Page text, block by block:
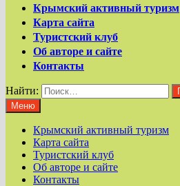
Крымский активный туризм
Карта сайта
Туристский клуб
Об авторе и сайте
Контакты
Найти:
Меню
Крымский активный туризм
Карта сайта
Туристский клуб
Об авторе и сайте
Контакты